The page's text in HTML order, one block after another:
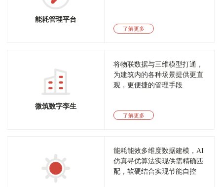
能耗管理平台
了解更多
微筑数字孪生
将物联数据与三维模型打通，
为建筑内的各种场景提供更直
观，更便捷的管理手段
了解更多
能耗能效多维度数据建模，AI
仿真寻优算法实现供需精确匹
配，软硬结合实现节能自控